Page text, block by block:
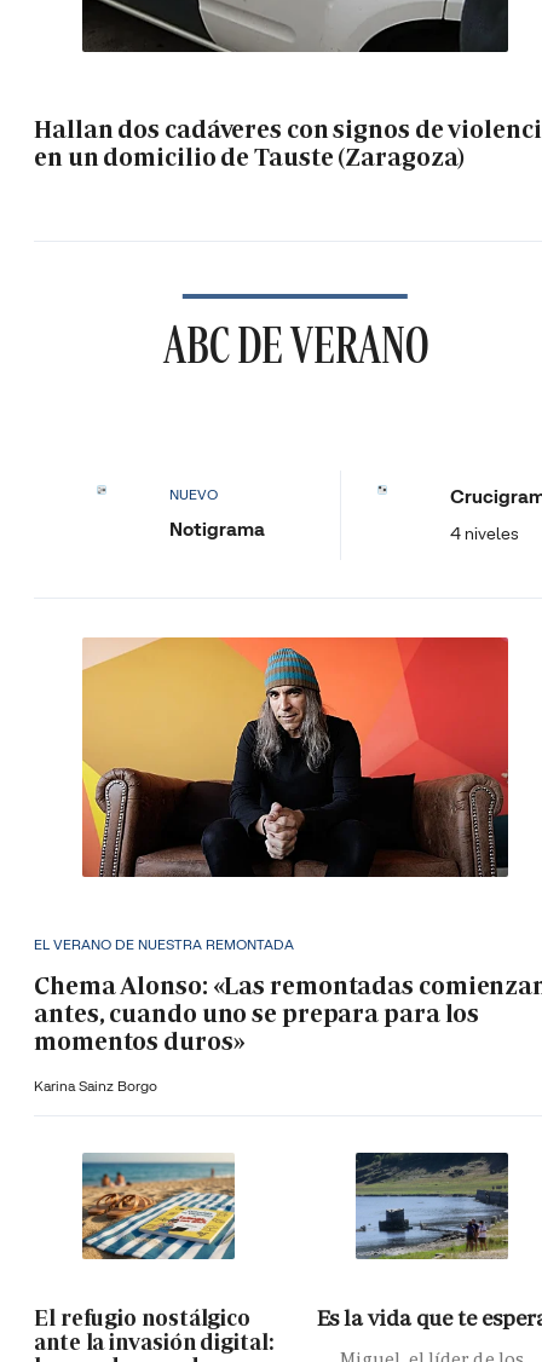
Hallan dos cadáveres con signos de
en un domicilio de Tauste (Zaragoza)
ABC DE VERANO
NUEVO
Notigrama 4 niveles
EL VERANO DE NUESTRA REMONTADA
Chema Alonso: «Las remontadas
antes, cuando uno se prepara para los
momentos duros»
Karina Sainz Borgo
El refugio nostálgico
ante la invasión digital:
Es la vida que te